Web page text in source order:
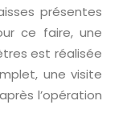
présentes
ce faire, une
est réalisée
une visite
l’opération